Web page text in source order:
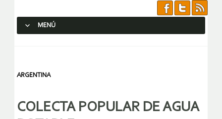
MENÚ
ARGENTINA
COLECTA POPULAR DE AGUA